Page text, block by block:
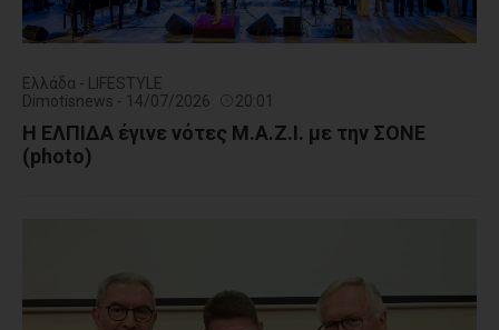
Ελλάδα - LIFESTYLE
Dimotisnews - 14/07/2026
20:01
Η ΕΛΠΙΔΑ έγινε νότες Μ.Α.Ζ.Ι. με την ΣΟΝΕ
(photo)